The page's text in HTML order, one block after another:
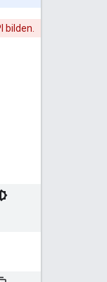
bilden.